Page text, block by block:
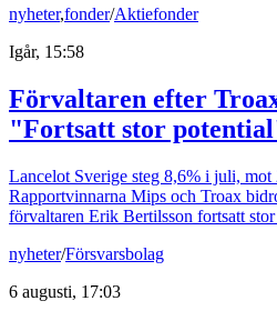
nyheter,fonder/Aktiefonder
Igår, 15:58
Förvaltaren efter
"Fortsatt stor
Lancelot Sverige steg 8,6% i juli,
Rapportvinnarna Mips och Troax
förvaltaren Erik Bertilsson fortsatt
nyheter/Försvarsbolag
6 augusti, 17:03